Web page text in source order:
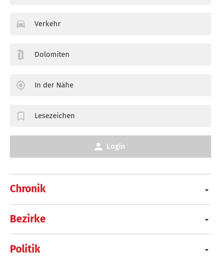
Chronik
Bezirke
Politik
Verkehr
Dolomiten
In der Nähe
Lesezeichen
Login